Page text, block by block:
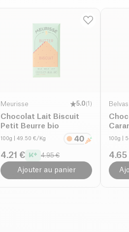
Meurisse 5.0(1 )
Chocolat Lait Biscuit
Petit Beurre bio
100g | 49.50 €/Kg
4.21 € 4.95 €
Ajouter au panier
Belvas
100g |
4.65